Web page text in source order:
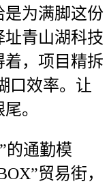
是为满脚这份
青山湖科技
，项目精拆
口效率。让
。
通勤模
贸易街，